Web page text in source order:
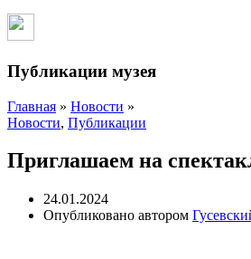
Публикации музея
Главная » Новости »
Новости, Публикации
Приглашаем на
24.01.2024
Опубликовано автором